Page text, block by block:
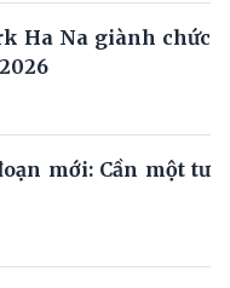
Ha Na giành chức
mới: Cần một tư